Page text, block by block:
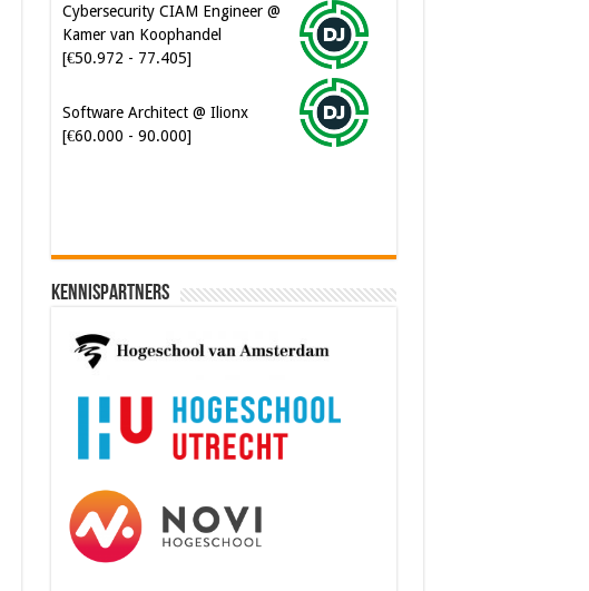
Cybersecurity CIAM Engineer @
Kamer van Koophandel
[€50.972 - 77.405]
Software Architect @ Ilionx
[€60.000 - 90.000]
Kennispartners